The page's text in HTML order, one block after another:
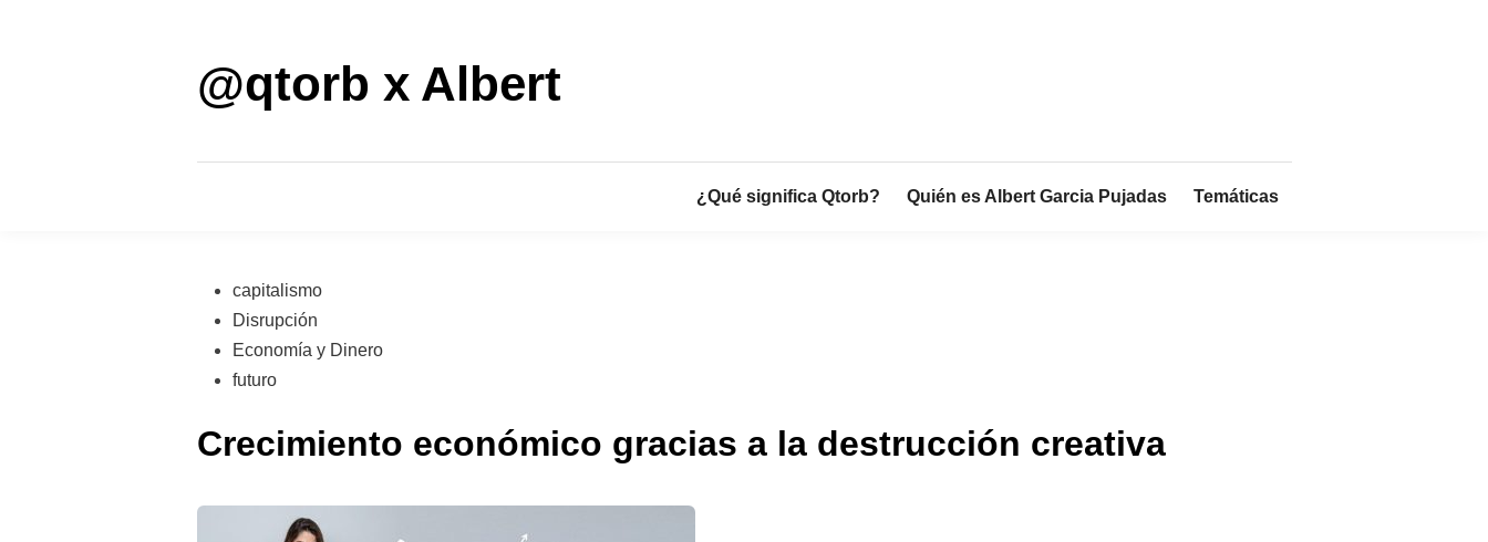
@qtorb x Albert
¿Qué significa Qtorb? Quién es Albert Garcia Pujadas Temáticas
Publicado
en
capitalismo
Disrupción
Economía y Dinero
futuro
Crecimiento económico gracias a la destrucción creativa